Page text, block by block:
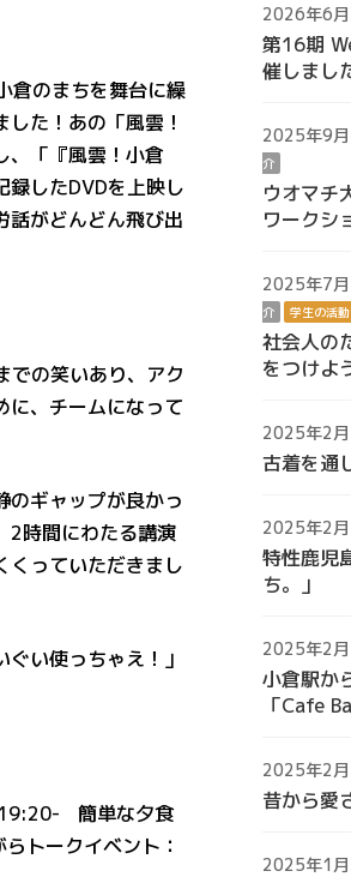
倉のまちを舞台に繰
た！あの「風雲！
、「『風雲！小倉
録したDVDを上映し
話がどんどん飛び出
での笑いあり、アク
に、チームになって
のギャップが良かっ
2時間にわたる講演
くっていただきまし
い使っちゃえ！」
簡単な夕食
ークイベント：
2026年6
第16期
催しまし
2025年9
介
ウオマチ
ワークシ
2025年7
介
学生の活動
社会人の
をつけよ
2025年2
古着を通
2025年2
特性鹿児
ち。」
2025年2
小倉駅か
「Cafe
2025年2
昔から愛
2025年1